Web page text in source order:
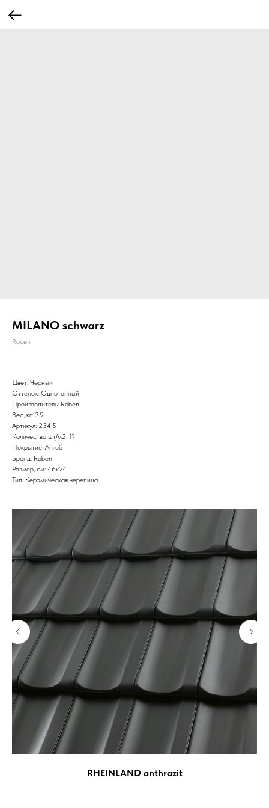
MILANO schwarz
Roben
Цвет: Чёрный
Оттенок: Однотонный
Производитель: Roben
Вес, кг: 3,9
Артикул: 234,5
Количество шт/м2: 11
Покрытие: Ангоб
Бренд: Roben
Размер, см: 46х24
Тип: Керамическая черепица
RHEINLAND anthrazit